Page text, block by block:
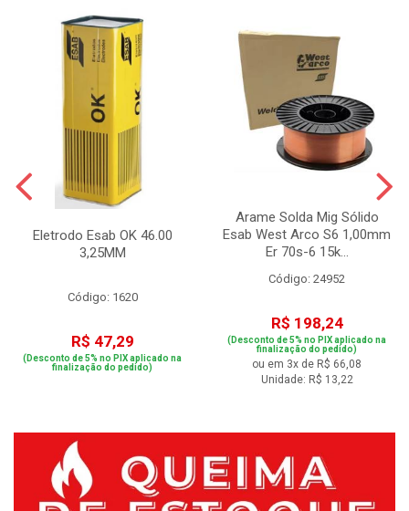
Eletrodo Esab OK 46.00
3,25MM
Código: 1620
R$ 47,29
(Desconto de 5% no PIX aplicado na
finalização do pedido)
Arame Solda Mig Sólido
Esab West Arco S6 1,00mm
Er 70s-6 15k...
Código: 24952
R$ 198,24
(Desconto de 5% no PIX aplicado na
finalização do pedido)
ou em 3x de R$ 66,08
Unidade: R$ 13,22